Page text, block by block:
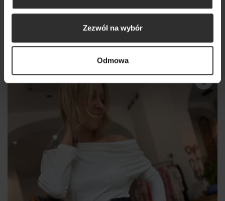
Zezwól na wybór
Odmowa
nogawką George Black
289,00 zł